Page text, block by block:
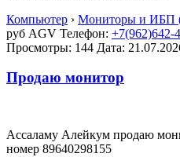
Компьютер › Мониторы и ИБП
руб AGV Телефон: +7(962)642-
Просмотры: 144 Дата:
Продаю монитор
Ассаламу Алейкум продаю
номер 89640298155